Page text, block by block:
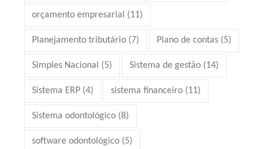
orçamento empresarial (11)
Planejamento tributário (7) Plano de contas (5)
Simples Nacional (5) Sistema de gestão (14)
Sistema ERP (4) sistema financeiro (11)
Sistema odontológico (8)
software odontológico (5)